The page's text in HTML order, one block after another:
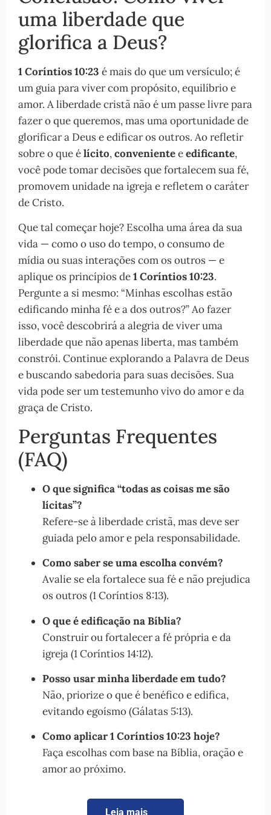
uma liberdade que
glorifica a Deus?
1 Coríntios 10:23 é mais do que um versículo; é
um guia para viver com propósito, equilíbrio e
amor. A liberdade cristã não é um passe livre para
fazer o que queremos, mas uma oportunidade de
glorificar a Deus e edificar os outros. Ao refletir
sobre o que élícito,convenienteeedificante,
você pode tomar decisões que fortalecem sua fé,
promovem unidade na igreja e refletem o caráter
de Cristo.
Que tal começar hoje? Escolha uma área da sua
vida — como o uso do tempo, o consumo de
mídia ou suas interações com os outros — e
aplique os princípios de1 Coríntios 10:23.
Pergunte a si mesmo: “Minhas escolhas estão
edificando minha fé e a dos outros?” Ao fazer
isso, você descobrirá a alegria de viver uma
liberdade que não apenas liberta, mas também
constrói. Continue explorando a Palavra de Deus
e buscando sabedoria para suas decisões. Sua
vida pode ser um testemunho vivo do amor e da
graça de Cristo.
Perguntas Frequentes
(FAQ)
O que significa “todas as coisas me são
lícitas”?
Refere-se à liberdade cristã, mas deve ser
guiada pelo amor e pela responsabilidade.
Como saber se uma escolha convém?
Avalie se ela fortalece sua fé e não prejudica
os outros (1 Coríntios 8:13).
O que é edificação na Bíblia?
Construir ou fortalecer a fé própria e da
igreja (1 Coríntios 14:12).
Posso usar minha liberdade em tudo?
Não, priorize o que é benéfico e edifica,
evitando egoísmo (Gálatas 5:13).
Como aplicar 1 Coríntios 10:23 hoje?
Faça escolhas com base na Bíblia, oração e
amor ao próximo.
Leia mais